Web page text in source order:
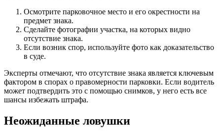
Осмотрите парковочное место и его окрестности на
предмет знака.
Сделайте фотографии участка, на которых видно
отсутствие знака.
Если возник спор, используйте фото как доказательство
в суде.
Эксперты отмечают, что отсутствие знака является ключевым
фактором в спорах о правомерности парковки. Если водитель
может подтвердить это с помощью снимков, у него есть все
шансы избежать штрафа.
Неожиданные ловушки